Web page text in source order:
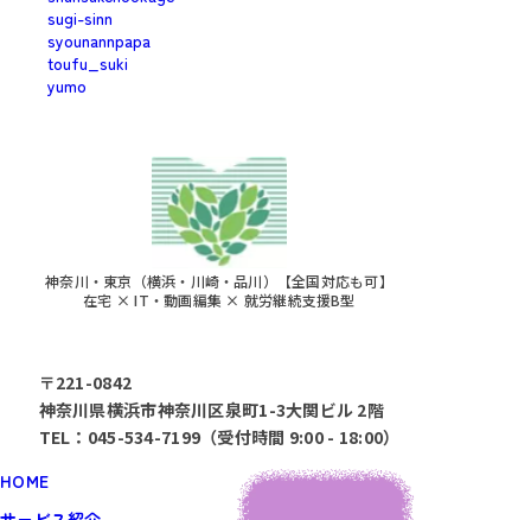
sugi-sinn
syounannpapa
toufu_suki
yumo
神奈川・東京（横浜・川崎・品川）【全国対応も可】
在宅 × IT・動画編集 × 就労継続支援B型
〒221-0842
神奈川県横浜市神奈川区泉町1-3大関ビル 2階
TEL：045-534-7199（受付時間 9:00 - 18:00）
HOME